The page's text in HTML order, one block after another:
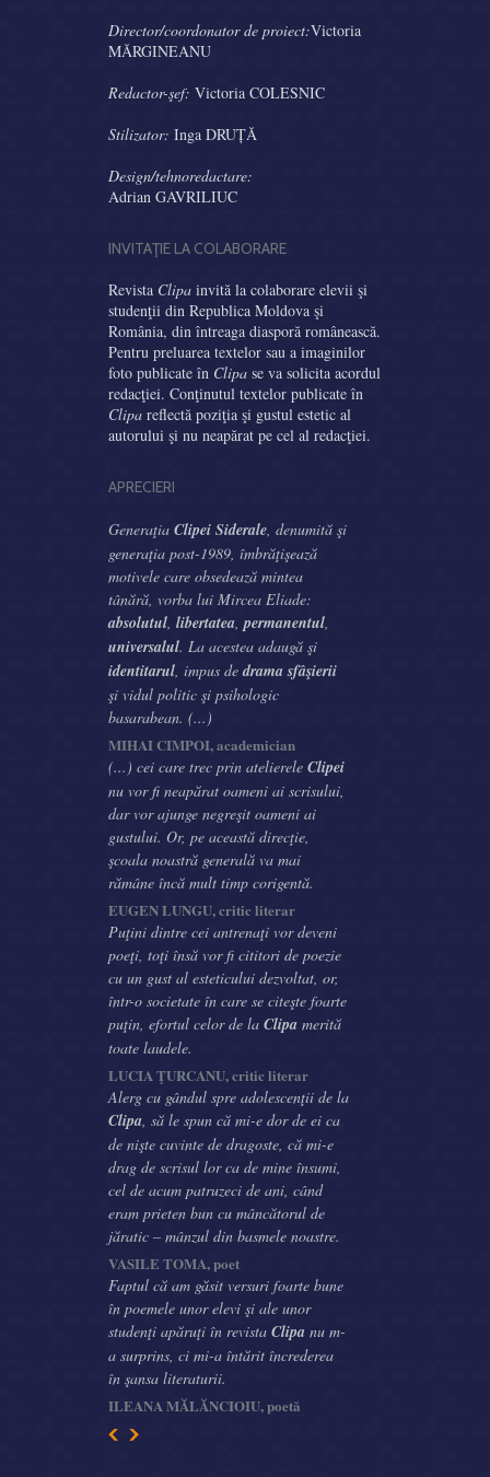
Director/coordonator de proiect:Victoria
MĂRGINEANU
Redactor-şef: Victoria COLESNIC
Stilizator: Inga DRUȚĂ
Design/tehnoredactare:
Adrian GAVRILIUC
INVITAŢIE LA COLABORARE
Revista Clipa invită la colaborare elevii şi
studenţii din Republica Moldova şi
România, din întreaga diasporă românească.
Pentru preluarea textelor sau a imaginilor
foto publicate în Clipa se va solicita acordul
redacţiei. Conţinutul textelor publicate în
Clipa reflectă poziţia şi gustul estetic al
autorului şi nu neapărat pe cel al redacţiei.
APRECIERI
Generaţia Clipei Siderale, denumită şi
generaţia post-1989, îmbrăţişează
motivele care obsedează mintea
tânără, vorba lui Mircea Eliade:
absolutul, libertatea,permanentul,
universalul. La acestea adaugă şi
identitarul, impus dedrama sfâşierii
şi vidul politic şi psihologic
basarabean. (...)
MIHAI CIMPOI, academician
(...) cei care trec prin atelierele Clipei
nu vor fi neapărat oameni ai scrisului,
dar vor ajunge negreşit oameni ai
gustului. Or, pe această direcţie,
şcoala noastră generală va mai
rămâne încă mult timp corigentă.
EUGEN LUNGU, critic literar
Puţini dintre cei antrenaţi vor deveni
poeţi, toţi însă vor fi cititori de poezie
cu un gust al esteticului dezvoltat, or,
într-o societate în care se citeşte foarte
puţin, efortul celor de la Clipa merită
toate laudele.
LUCIA ŢURCANU, critic literar
Alerg cu gândul spre adolescenţii de la
Clipa, să le spun că mi-e dor de ei ca
de nişte cuvinte de dragoste, că mi-e
drag de scrisul lor ca de mine însumi,
cel de acum patruzeci de ani, când
eram prieten bun cu mâncătorul de
jăratic – mânzul din basmele noastre.
VASILE TOMA, poet
Faptul că am găsit versuri foarte bune
în poemele unor elevi şi ale unor
studenţi apăruţi în revista Clipa nu m-
a surprins, ci mi-a întărit încrederea
în şansa literaturii.
ILEANA MĂLĂNCIOIU, poetă